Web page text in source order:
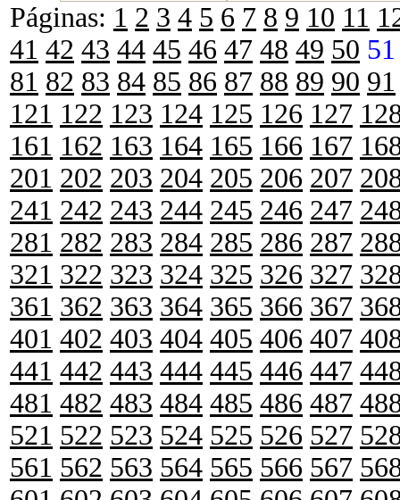
Páginas: 1 2 3 4 5 6 7 8 9 10 11
41 42 43 44 45 46 47 48 49 50 51
81 82 83 84 85 86 87 88 89 90 91
121 122 123 124 125 126 127
161 162 163 164 165 166 167
201 202 203 204 205 206 207
241 242 243 244 245 246 247
281 282 283 284 285 286 287
321 322 323 324 325 326 327
361 362 363 364 365 366 367
401 402 403 404 405 406 407
441 442 443 444 445 446 447
481 482 483 484 485 486 487
521 522 523 524 525 526 527
561 562 563 564 565 566 567